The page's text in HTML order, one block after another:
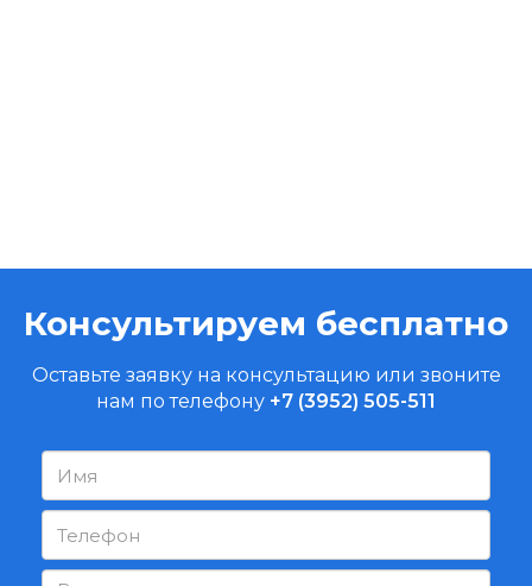
Консультируем бесплатно
Оставьте заявку на консультацию или звоните
нам по телефону +7 (3952) 505-511